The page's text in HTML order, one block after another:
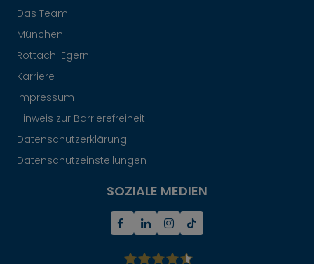
Das Team
München
Rottach-Egern
Karriere
Impressum
Hinweis zur Barrierefreiheit
Datenschutzerklärung
Datenschutzeinstellungen
SOZIALE MEDIEN